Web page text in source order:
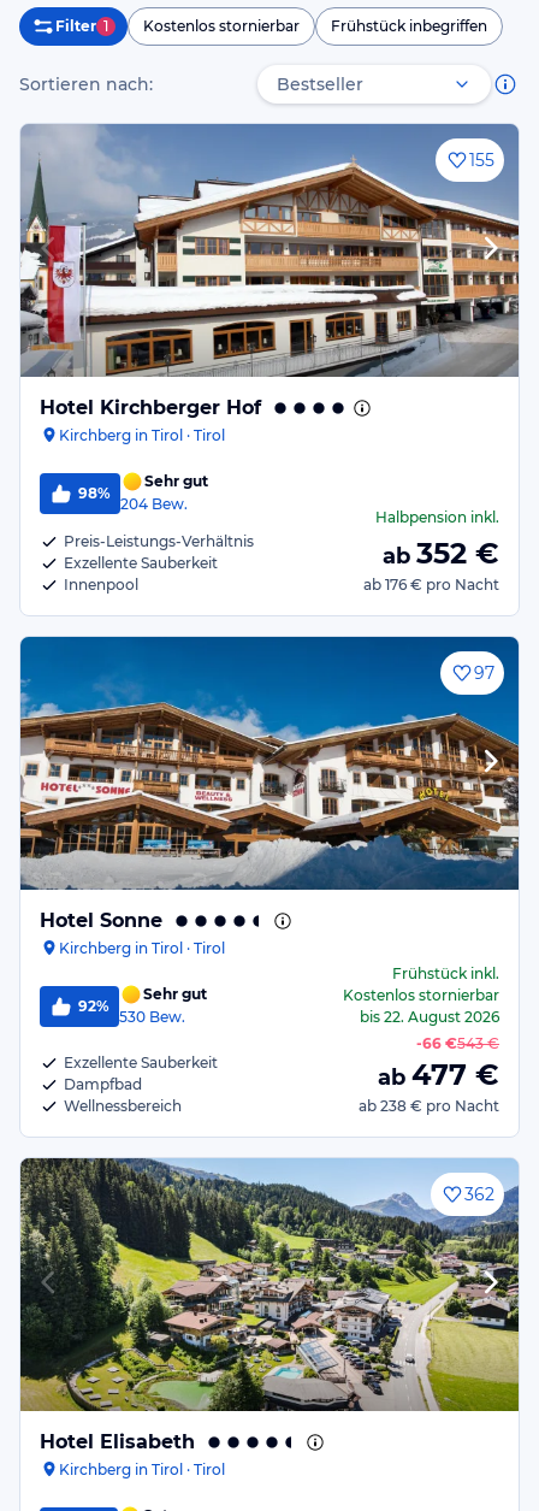
Filter 1 Kostenlos stornierbar Frühstück inbegriffen
Sortieren nach:
155
Hotel Kirchberger Hof
Kirchberg in Tirol · Tirol
98%
Sehr gut
204 Bew.
Preis-Leistungs-Verhältnis
Exzellente Sauberkeit
Innenpool
Halbpension inkl.
ab 352 €
ab 176 € pro Nacht
97
Hotel Sonne
Kirchberg in Tirol · Tirol
92%
Sehr gut
530 Bew.
Exzellente Sauberkeit
Dampfbad
Wellnessbereich
Frühstückinkl.
Kostenlos stornierbar
bis 22. August 2026
-66 €543 €
ab 477 €
ab 238 € pro Nacht
362
Hotel Elisabeth
Kirchberg in Tirol · Tirol